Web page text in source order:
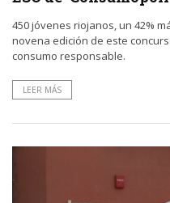
450 jóvenes riojanos, un 42%
novena edición de este
consumo responsable.
LEER MÁS